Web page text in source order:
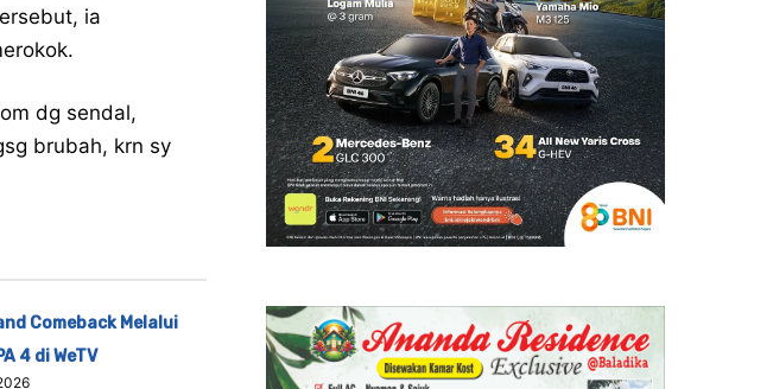
ia
dg sendal,
brubah, krn sy
Comeback Melalui
4 di WeTV